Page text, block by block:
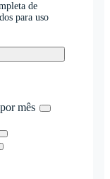
de
para uso
mês